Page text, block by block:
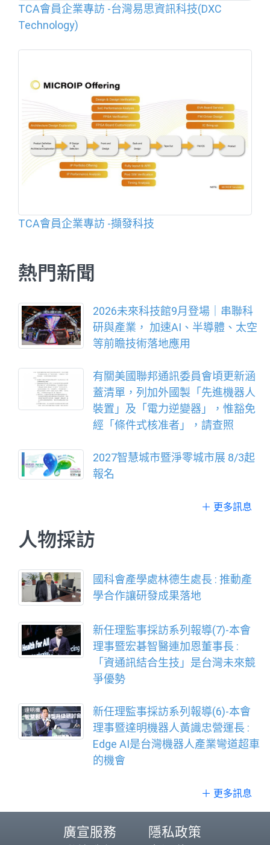
TCA會員企業專訪 -台灣易思資訊科技(DXC
Technology)
TCA會員企業專訪 -擷發科技
熱門新聞
2026未來科技館9月登場｜串聯科
研與產業， 加速AI、半導體、太空
等前瞻技術落地應用
有關美國聯邦通訊委員會頃更新涵
蓋清單，列加外國製「先進機器人
裝置」及「電力逆變器」，惟豁免
經「條件式核准者」，請查照
2027智慧城市暨淨零城市展 8/3起
報名
＋ 更多訊息
人物採訪
國科會產學處林德生處長 : 推動產
學合作讓研發成果落地
新任理監事採訪系列報導(7)-本會
理事暨宏碁智醫連加恩董事長 :
「資通訊結合生技」是台灣未來競
爭優勢
新任理監事採訪系列報導(6)-本會
理事暨達明機器人黃識忠營運長 :
Edge AI是台灣機器人產業彎道超車
的機會
＋ 更多訊息
廣宣服務
隱私政策